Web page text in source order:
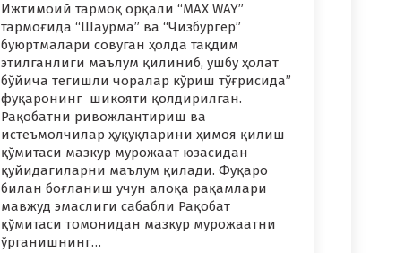
Ижтимоий тармоқ орқали “MAX WAY”
тармоғида “Шаурма” ва “Чизбургер”
буюртмалари совуган ҳолда тақдим
этилганлиги маълум қилиниб, ушбу ҳолат
бўйича тегишли чоралар кўриш тўғрисида”
фуқаронинг шикояти қолдирилган.
Рақобатни ривожлантириш ва
истеъмолчилар ҳуқуқларини ҳимоя қилиш
қўмитаси мазкур мурожаат юзасидан
қуйидагиларни маълум қилади. Фуқаро
билан боғланиш учун алоқа рақамлари
мавжуд эмаслиги сабабли Рақобат
қўмитаси томонидан мазкур мурожаатни
ўрганишнинг…